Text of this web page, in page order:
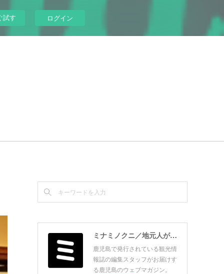
試す ログイン
ミナミノクニ／地元人が見つけた面白い鹿児島
鹿児島で発行されている観光情
報誌の編集スタッフがお届けす
る鹿児島のウェブマガジン。